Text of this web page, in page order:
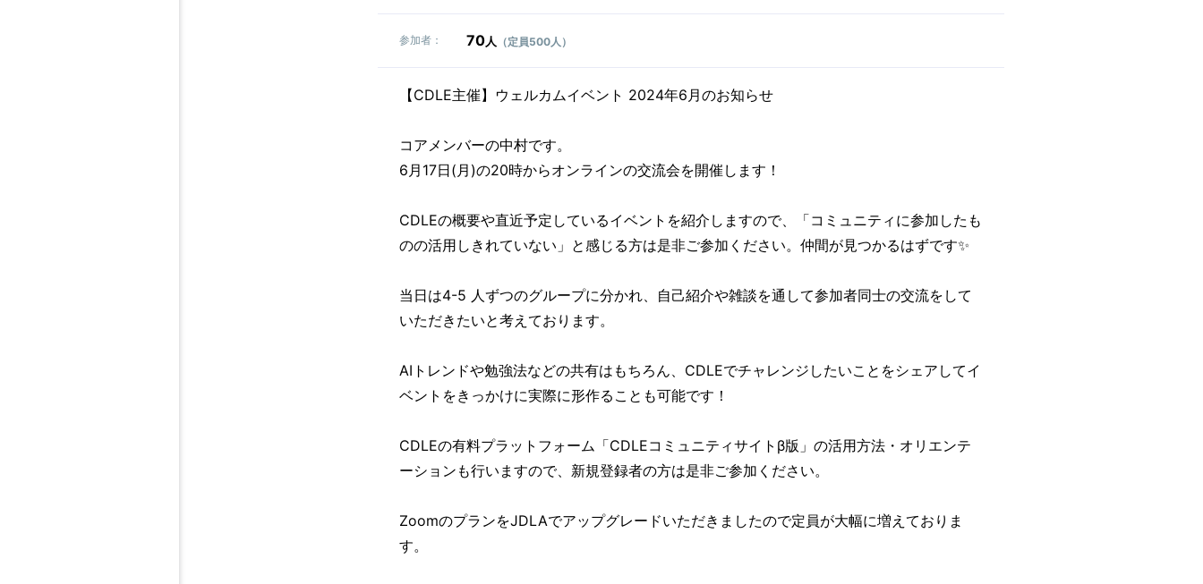
参加者： 70人 （定員500人）
【CDLE主催】ウェルカムイベント 2024年6月のお知らせ
コアメンバーの中村です。
6月17日(月)の20時からオンラインの交流会を開催します！
CDLEの概要や直近予定しているイベントを紹介しますので、「コミュニティに参加したも
のの活用しきれていない」と感じる方は是非ご参加ください。仲間が見つかるはずです✨
当日は4-5 人ずつのグループに分かれ、自己紹介や雑談を通して参加者同士の交流をして
いただきたいと考えております。
AIトレンドや勉強法などの共有はもちろん、CDLEでチャレンジしたいことをシェアしてイ
ベントをきっかけに実際に形作ることも可能です！
CDLEの有料プラットフォーム「CDLEコミュニティサイトβ版」の活用方法・オリエンテ
ーションも行いますので、新規登録者の方は是非ご参加ください。
ZoomのプランをJDLAでアップグレードいただきましたので定員が大幅に増えておりま
す。